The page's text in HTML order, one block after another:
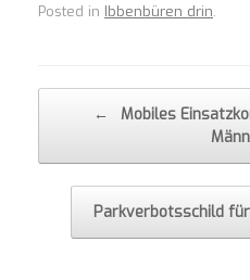
Posted in Ibbenbüren drin.
←
Mobiles
Parkverbotsschild